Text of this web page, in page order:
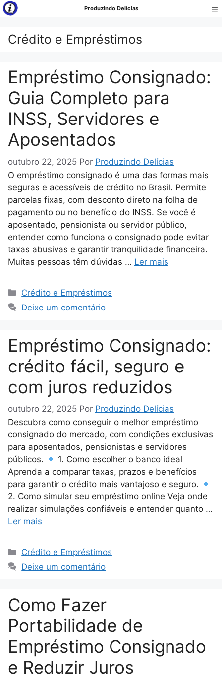
Pular
para
conteúdo
Produzindo Delícias
Crédito e Empréstimos
Empréstimo Consignado:
Guia Completo para
INSS, Servidores e
Aposentados
outubro 22, 2025 Por Produzindo Delícias
O empréstimo consignado é uma das formas mais
seguras e acessíveis de crédito no Brasil. Permite
parcelas fixas, com desconto direto na folha de
pagamento ou no benefício do INSS. Se você é
aposentado, pensionista ou servidor público,
entender como funciona o consignado pode evitar
taxas abusivas e garantir tranquilidade financeira.
Muitas pessoas têm dúvidas … Ler mais
Categorias
Crédito e Empréstimos
Deixe um comentário
Empréstimo Consignado:
crédito fácil, seguro e
com juros reduzidos
outubro 22, 2025 Por Produzindo Delícias
Descubra como conseguir o melhor empréstimo
consignado do mercado, com condições exclusivas
para aposentados, pensionistas e servidores
públicos.
1. Como escolher o banco ideal
Aprenda a comparar taxas, prazos e benefícios
para garantir o crédito mais vantajoso e seguro.
2. Como simular seu empréstimo online Veja onde
realizar simulações confiáveis e entender quanto …
Ler mais
Categorias
Crédito e Empréstimos
Deixe um comentário
Como Fazer
Portabilidade de
Empréstimo Consignado
e Reduzir Juros